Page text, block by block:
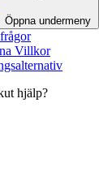
Öppna undermeny
Villkor
hjälp?